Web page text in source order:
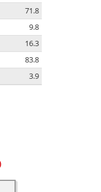
71.8
9.8
16.3
83.8
3.9